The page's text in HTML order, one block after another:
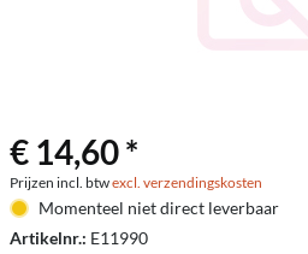
€ 14,60 *
Prijzen incl. btwexcl. verzendingskosten
Momenteel niet direct leverbaar
Artikelnr.: E11990